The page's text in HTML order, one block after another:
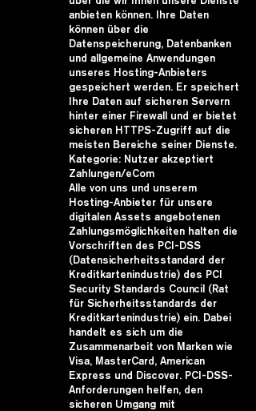
anbieten können. Ihre Daten
können über die
Datenspeicherung, Datenbanken
und allgemeine Anwendungen
unseres Hosting-Anbieters
gespeichert werden. Er speichert
Ihre Daten auf sicheren Servern
hinter einer Firewall und er bietet
sicheren HTTPS-Zugriff auf die
meisten Bereiche seiner Dienste.
Kategorie: Nutzer akzeptiert
Zahlungen/eCom
Alle von uns und unserem
Hosting-Anbieter für unsere
digitalen Assets angebotenen
Zahlungsmöglichkeiten halten die
Vorschriften des PCI-DSS
(Datensicherheitsstandard der
Kreditkartenindustrie) des PCI
Security Standards Council (Rat
für Sicherheitsstandards der
Kreditkartenindustrie) ein. Dabei
handelt es sich um die
Zusammenarbeit von Marken wie
Visa, MasterCard, American
Express und Discover. PCI-DSS-
Anforderungen helfen, den
sicheren Umgang mit